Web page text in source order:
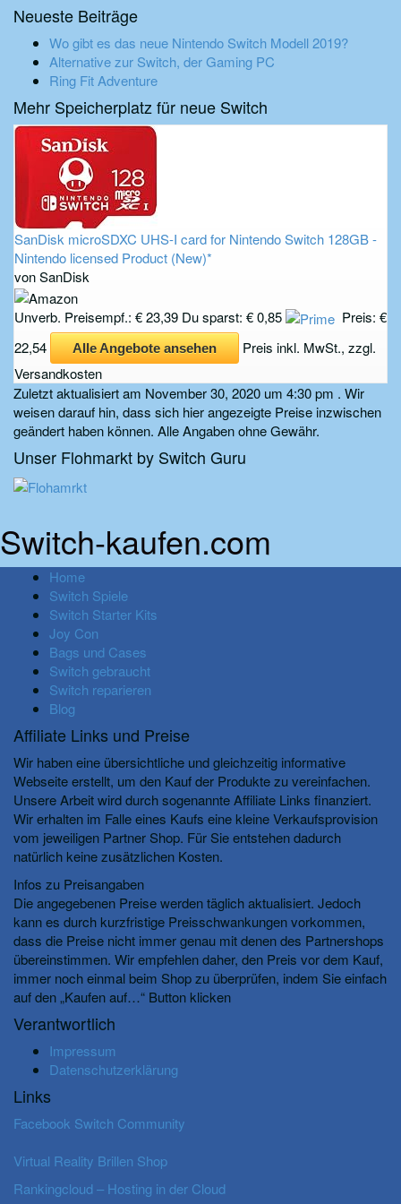
Neueste Beiträge
Wo gibt es das neue Nintendo Switch Modell 2019?
Alternative zur Switch, der Gaming PC
Ring Fit Adventure
Mehr Speicherplatz für neue Switch
SanDisk microSDXC UHS-I card for Nintendo Switch 128GB -
Nintendo licensed Product (New)*
von SanDisk
Unverb. Preisempf.: € 23,39 Du sparst: € 0,85
Preis: €
22,54
Alle Angebote ansehen
Preis inkl. MwSt., zzgl.
Versandkosten
Zuletzt aktualisiert am November 30, 2020 um 4:30 pm . Wir
weisen darauf hin, dass sich hier angezeigte Preise inzwischen
geändert haben können. Alle Angaben ohne Gewähr.
Unser Flohmarkt by Switch Guru
Switch-kaufen.com
Home
Switch Spiele
Switch Starter Kits
Joy Con
Bags und Cases
Switch gebraucht
Switch reparieren
Blog
Affiliate Links und Preise
Wir haben eine übersichtliche und gleichzeitig informative
Webseite erstellt, um den Kauf der Produkte zu vereinfachen.
Unsere Arbeit wird durch sogenannte Affiliate Links finanziert.
Wir erhalten im Falle eines Kaufs eine kleine Verkaufsprovision
vom jeweiligen Partner Shop. Für Sie entstehen dadurch
natürlich keine zusätzlichen Kosten.
Infos zu Preisangaben
Die angegebenen Preise werden täglich aktualisiert. Jedoch
kann es durch kurzfristige Preisschwankungen vorkommen,
dass die Preise nicht immer genau mit denen des Partnershops
übereinstimmen. Wir empfehlen daher, den Preis vor dem Kauf,
immer noch einmal beim Shop zu überprüfen, indem Sie einfach
auf den „Kaufen auf…“ Button klicken
Verantwortlich
Impressum
Datenschutzerklärung
Links
Facebook Switch Community
Virtual Reality Brillen Shop
Rankingcloud – Hosting in der Cloud